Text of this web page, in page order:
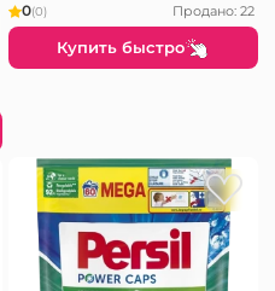
0(0) Продано: 22
Купить быстро